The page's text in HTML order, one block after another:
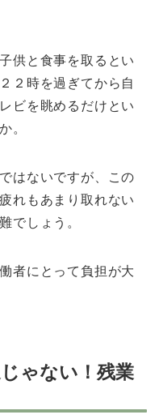
供と食事を取るとい
２時を過ぎてから自
ビを眺めるだけとい
。
はないですが、この
れもあまり取れない
でしょう。
者にとって負担が大
ゃない！残業